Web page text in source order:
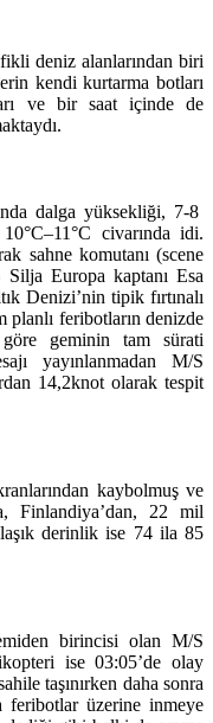
deniz alanlarından biri
kendi kurtarma botları
ve bir saat içinde de
dalga yüksekliği, 7-8
civarında idi.
sahne komutanı (scene
Europa kaptanı Esa
Denizi’nin tipik fırtınalı
planlı feribotların denizde
geminin tam sürati
yayınlanmadan M/S
14,2knot olarak tespit
kaybolmuş ve
Finlandiya’dan, 22 mil
derinlik ise 74 ila 85
birincisi olan M/S
ise 03:05’de olay
taşınırken daha sonra
üzerine inmeye